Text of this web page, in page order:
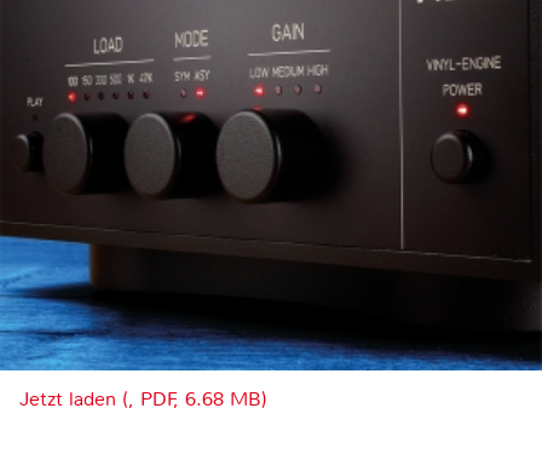
Jetzt laden (, PDF, 6.68 MB)